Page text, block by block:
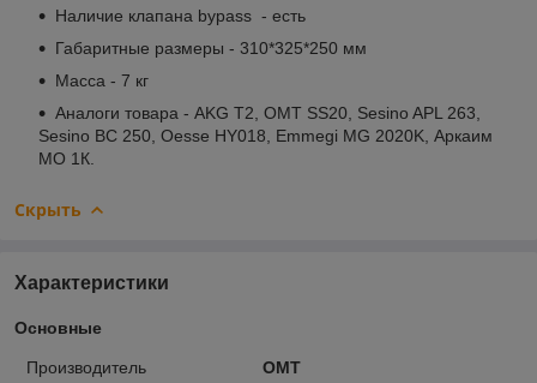
Наличие клапана bypass - есть
Габаритные размеры - 310*325*250 мм
Масса - 7 кг
Аналоги товара - AKG T2, OMT SS20, Sesino APL 263,
Sesino BC 250, Oesse HY018, Emmegi MG 2020K, Аркаим
МО 1К.
Скрыть
Характеристики
Основные
Производитель
OMT